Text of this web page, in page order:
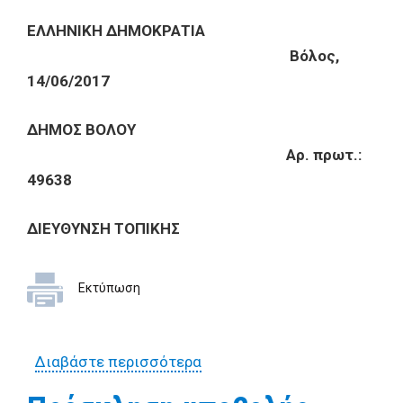
ΕΛΛΗΝΙΚΗ ΔΗΜΟΚΡΑΤΙΑ
Bόλος,
14/06/2017
ΔΗΜΟΣ ΒΟΛΟΥ
Αρ. πρωτ.:
49638
ΔIEYΘYNΣH ΤΟΠΙΚΗΣ
Εκτύπωση
Διαβάστε περισσότεραγια Πρόσκληση εκδήλωση